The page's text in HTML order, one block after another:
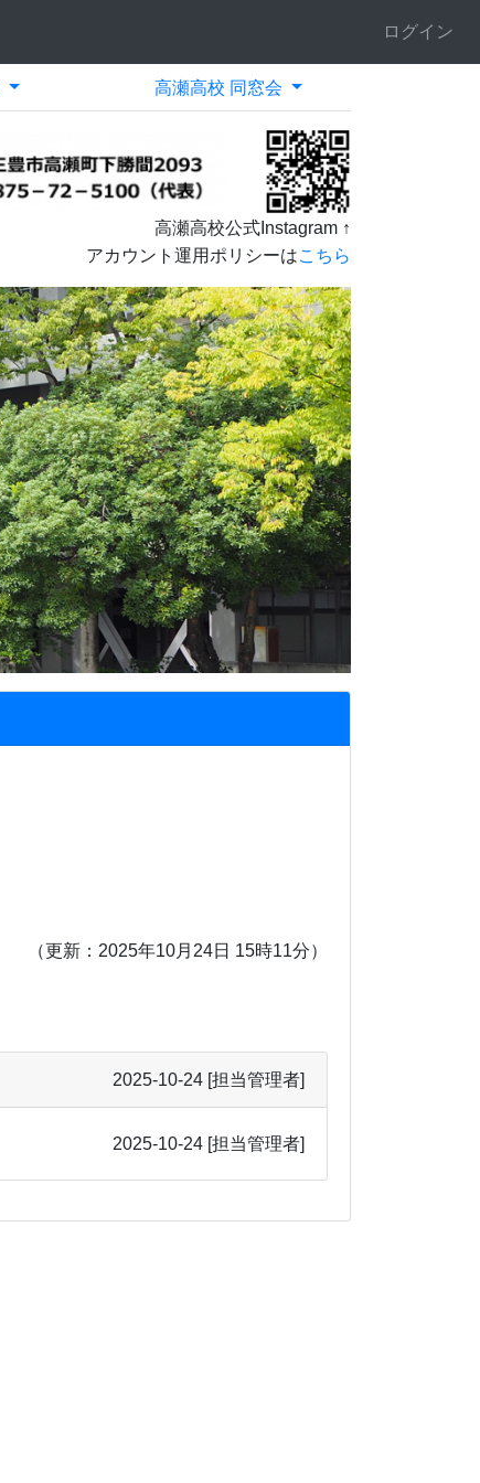
ログイン
高瀬高校 同窓会
高瀬高校公式Instagram ↑
アカウント運用ポリシーはこちら
（更新：2025年10月24日 15時11分）
2025-10-24 [担当管理者]
2025-10-24 [担当管理者]